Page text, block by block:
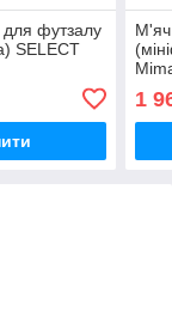
футзалу
SELECT
М'яч
1